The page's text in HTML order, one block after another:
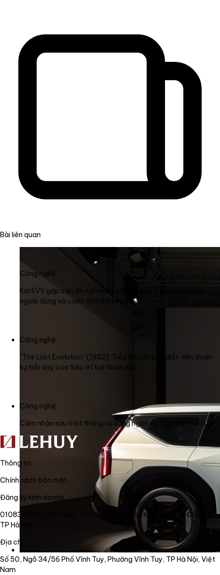
Bài liên quan
Công nghệ
Kia EV9 gặp vấn đề nghiêm trọng về pin: Trải nghiệm của
người dùng và cuộc chờ đợi kéo dài
Công nghệ
"The Last Evolution" (1932): Tiểu thuyết kinh điển tiên đoán
sự trỗi dậy của Siêu trí tuệ Nhân tạo
Công nghệ
Cảm nhận sau một tháng sử dụng ngôn ngữ lập trình Clojure
Thông tin
Chính sách bảo mật
Đăng ký kinh doanh
0108340562 cấp ngày 27/06/2018 bởi Sở Kế Hoạch và Đầu Tư
TP Hà Nội
Địa chỉ
Số 50, Ngõ 34/56 Phố Vĩnh Tuy, Phường Vĩnh Tuy, TP Hà Nội, Việt
Nam